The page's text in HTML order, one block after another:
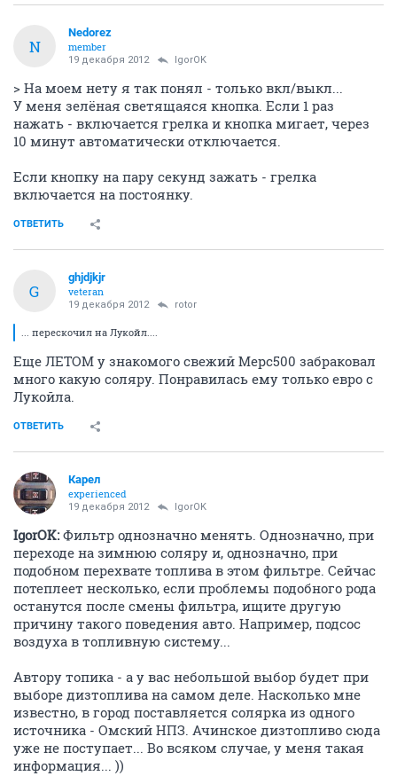
N
Nedorez
member
19 декабря 2012 IgorOK
> На моем нету я так понял - только вкл/выкл...
У меня зелёная светящаяся кнопка. Если 1 раз
нажать - включается грелка и кнопка мигает, через
10 минут автоматически отключается.
Если кнопку на пару секунд зажать - грелка
включается на постоянку.
ОТВЕТИТЬ
G
ghjdjkjr
veteran
19 декабря 2012 rotor
... перескочил на Лукойл....
Еще ЛЕТОМ у знакомого свежий Мерс500 забраковал
много какую соляру. Понравилась ему только евро с
Лукойла.
ОТВЕТИТЬ
Карел
experienced
19 декабря 2012 IgorOK
IgorOK:Фильтр однозначно менять. Однозначно, при
переходе на зимнюю соляру и, однозначно, при
подобном перехвате топлива в этом фильтре. Сейчас
потеплеет несколько, если проблемы подобного рода
останутся после смены фильтра, ищите другую
причину такого поведения авто. Например, подсос
воздуха в топливную систему...
Автору топика - а у вас небольшой выбор будет при
выборе дизтоплива на самом деле. Насколько мне
известно, в город поставляется солярка из одного
источника - Омский НПЗ. Ачинское дизтопливо сюда
уже не поступает... Во всяком случае, у меня такая
информация... ))